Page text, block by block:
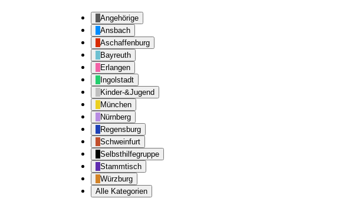
Angehörige
Ansbach
Aschaffenburg
Bayreuth
Erlangen
Ingolstadt
Kinder-&Jugend
München
Nürnberg
Regensburg
Schweinfurt
Selbsthilfegruppe
Stammtisch
Würzburg
Alle Kategorien